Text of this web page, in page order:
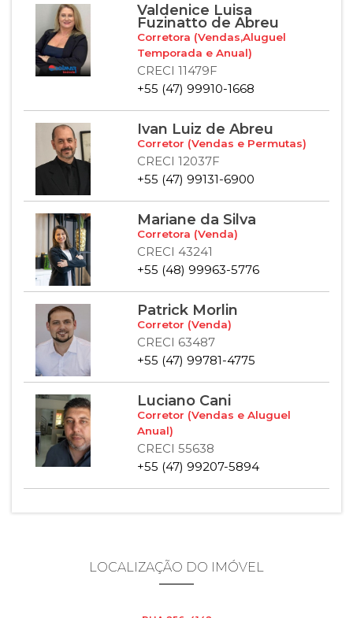
Valdenice Luisa
Fuzinatto de Abreu
Corretora (Vendas,Aluguel
Temporada e Anual)
CRECI 11479F
+55 (47) 99910-1668
Ivan Luiz de Abreu
Corretor (Vendas e Permutas)
CRECI 12037F
+55 (47) 99131-6900
Mariane da Silva
Corretora (Venda)
CRECI 43241
+55 (48) 99963-5776
Patrick Morlin
Corretor (Venda)
CRECI 63487
+55 (47) 99781-4775
Luciano Cani
Corretor (Vendas e Aluguel
Anual)
CRECI 55638
+55 (47) 99207-5894
LOCALIZAÇÃO DO IMÓVEL